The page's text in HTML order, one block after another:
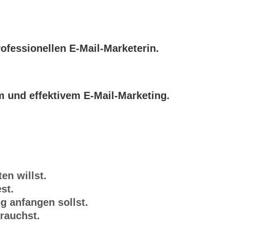
E-Mail-Marketerin.
und effektivem E-Mail-Marketing.
willst.
anfangen sollst.